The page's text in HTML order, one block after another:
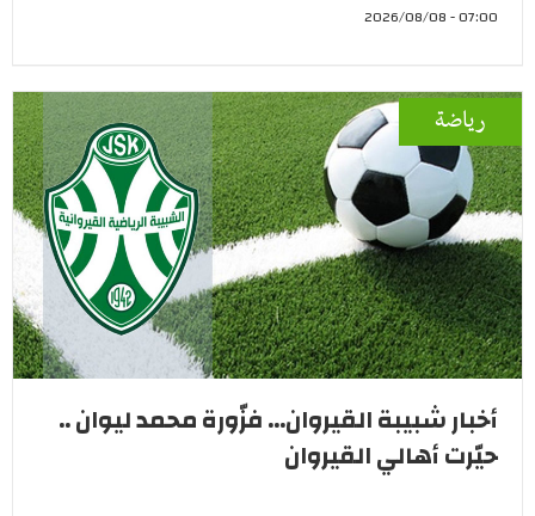
07:00 - 2026/08/08
رياضة
أخبار شبيبة القيروان... فزّورة محمد ليوان ..
حيّرت أهالي القيروان